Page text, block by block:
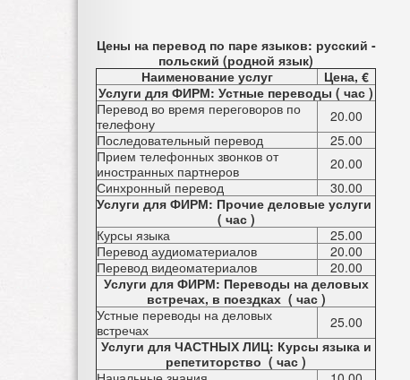
Цены на перевод по паре языков: русский -
польский (родной язык)
Наименование услуг
Цена, €
Услуги для ФИРМ: Устные переводы ( час )
Перевод во время переговоров по
телефону
20.00
Последовательный перевод
25.00
Прием телефонных звонков от
иностранных партнеров
20.00
Синхронный перевод
30.00
Услуги для ФИРМ: Прочие деловые услуги
( час )
Курсы языка
25.00
Перевод аудиоматериалов
20.00
Перевод видеоматериалов
20.00
Услуги для ФИРМ: Переводы на деловых
встречах, в поездках ( час )
Устные переводы на деловых
встречах
25.00
Услуги для ЧАСТНЫХ ЛИЦ: Курсы языка и
репетиторство ( час )